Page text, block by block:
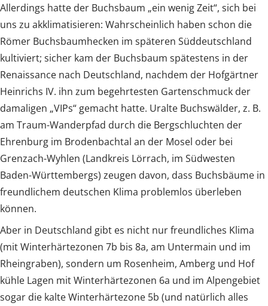
Allerdings hatte der Buchsbaum „ein wenig Zeit“, sich bei
uns zu akklimatisieren: Wahrscheinlich haben schon die
Römer Buchsbaumhecken im späteren Süddeutschland
kultiviert; sicher kam der Buchsbaum spätestens in der
Renaissance nach Deutschland, nachdem der Hofgärtner
Heinrichs IV. ihn zum begehrtesten Gartenschmuck der
damaligen „VIPs“ gemacht hatte. Uralte Buchswälder, z. B.
am Traum-Wanderpfad durch die Bergschluchten der
Ehrenburg im Brodenbachtal an der Mosel oder bei
Grenzach-Wyhlen (Landkreis Lörrach, im Südwesten
Baden-Württembergs) zeugen davon, dass Buchsbäume in
freundlichem deutschen Klima problemlos überleben
können.
Aber in Deutschland gibt es nicht nur freundliches Klima
(mit Winterhärtezonen 7b bis 8a, am Untermain und im
Rheingraben), sondern um Rosenheim, Amberg und Hof
kühle Lagen mit Winterhärtezonen 6a und im Alpengebiet
sogar die kalte Winterhärtezone 5b (und natürlich alles